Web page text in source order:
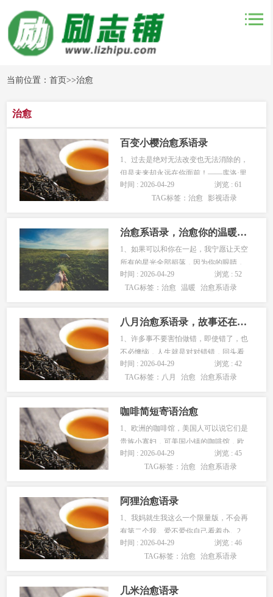
当前位置：首页>>治愈
治愈
百变小樱治愈系语录
1、过去是绝对无法改变也无法消除的，
但是未来却永远在你面前！——库洛·里
多《百变小樱》2、樱花盛开之际，封印
解除之时——CLAMP《百变小樱》3、
事。如果自己喜欢的…...
时间 : 2026-04-29
浏览 : 61
TAG标签：治愈 影视语录
治愈系语录，治愈你的温暖句子
1、如果可以和你在一起，我宁愿让天空
所有的星光全部损落，因为你的眼睛，
是我生命里最亮的光芒。2、我曾见过群
山万众，后遇见你眉眼，便觉山河少
仍然觉得你的心眼里，最适…...
时间 : 2026-04-29
浏览 : 52
TAG标签：治愈 温暖 治愈系语录
八月治愈系语录，故事还在继续，路还很长
1、许多事不要害怕做错，即使错了，也
不必懊恼，人生就是对对错错，回头看
来，对错已经无所谓了。2、故事还在继
续，路还很长，难免会有心酸有皱眉，
朗，有能力去做想做的…...
时间 : 2026-04-29
浏览 : 42
TAG标签： 八月 治愈 治愈系语录
咖啡简短寄语治愈
1、欧洲的咖啡馆，美国人可以说它们是
贵族小寡妇，可美国小镇的咖啡馆，欧
洲人可以说它们是乡下大胖姑娘。2、品
咖啡是尝味道、香醇、感觉。给人陶醉
引人的气息，喝有一种…...
时间 : 2026-04-29
浏览 : 45
TAG标签：治愈 治愈系语录
阿狸治愈语录
1、我妈就生我这么一个限量版，不会再
有第二个我。爱不爱你自己看着办。2、
很多时候，你不说，我也不说。就这
样，说着说着就变了，想着想着就算
遇见了下一站的惊喜…...
时间 : 2026-04-29
浏览 : 46
TAG标签：治愈 治愈系语录
几米治愈语录